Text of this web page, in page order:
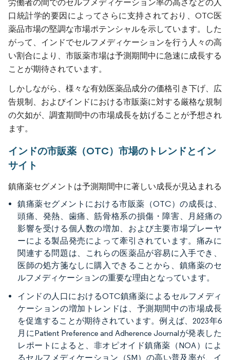
労働者の間でのセルフメディケーション率の高さなどの人
口統計学的要因によってさらに支持されており、OTC医
薬品市場の堅調な市場ポテンシャルを示しています。した
がって、インドでセルフメディケーションを行う人々の高
い割合により、市販薬市場は予測期間中に急速に成長する
ことが期待されています。
しかしながら、様々な有効医薬品成分の価格引き下げ、広
告規制、およびインドにおける市販薬に対する厳格な規制
の欠如が、調査期間中の市場成長を妨げることが予想され
ます。
インドの市販薬（OTC）市場のトレンドとイン
サイト
鎮痛薬セグメントは予測期間中に著しい成長が見込まれる
鎮痛薬セグメントにおける市販薬（OTC）の成長は、
頭痛、発熱、歯痛、筋骨格系の損傷・障害、月経痛の
影響を受ける個人数の増加、および主要市場プレーヤ
ーによる製品発売によって牽引されています。痛みに
関連する問題は、これらの医薬品が容易に入手でき、
医師の処方箋なしに購入できることから、鎮痛薬のセ
ルフメディケーションの重要な理由となっています。
インドの人口におけるOTC鎮痛薬によるセルフメディ
ケーションの増加トレンドは、予測期間中の市場成長
を促進することが期待されています。例えば、2023年6
月にPatient Preference and Adherence Journalが発表した
レポートによると、非オピオイド鎮痛薬（NOA）によ
るセルフメディケーション（SM）の高い普及率が、イ